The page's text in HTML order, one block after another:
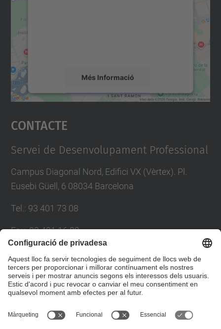
Més Informació
Accepta
powered by
Contacte
Servei de Desenvolupament Professional
Campus Diagonal Nord, Edifici VX (Vèrtex). Pl.
Eusebi Güell, 6 08034 Barcelona
Tel. : 93 401 73 08
Fax:93 401 16 22
Directori UPC
Formulari de contacte